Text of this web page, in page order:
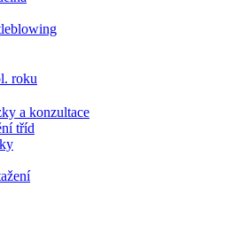
roku
a konzultace
tříd